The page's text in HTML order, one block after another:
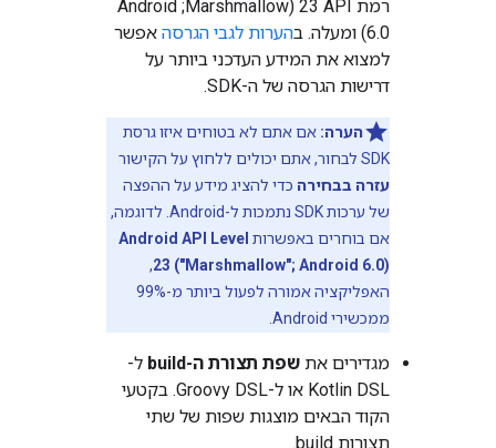
רמת API ‏23 (Marshmallow;‏ Android
6.0) ומעלה. ב
הערות לגבי הגרסה אפשר
למצוא את המידע העדכני ביותר על
דרישות הגרסה של ה-SDK.
הערה: אם אתם לא בטוחים איזו גרסת
SDK לבחור, אתם יכולים ללחוץ על הקישור
עזרה בבחירה כדי להציג מידע על ההפצה
של ערכות SDK נתמכות ל-Android. לדוגמה,
אם בוחרים באפשרות Android API Level
23 ("Marshmallow"; Android 6.0)
,
האפליקציה אמורה לפעול ביותר מ-99%
ממכשירי Android.
מגדירים את שפת תצורת ה-build
ל-
Kotlin DSL או ל-Groovy DSL. בקטעי
הקוד הבאים מוצגות שפות של שתי
תצורות build.